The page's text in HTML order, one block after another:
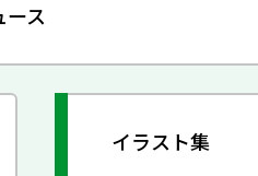
ース
イラスト集